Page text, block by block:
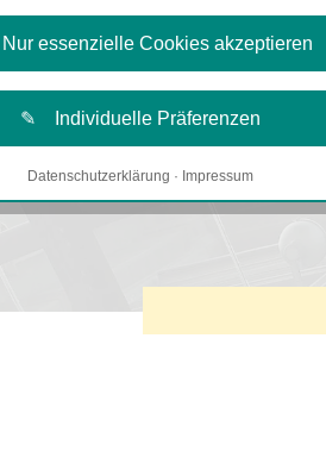
essenzielle Cookies akzeptieren
✎ Individuelle Präferenzen
Cookies
Datenschutzerklärung · Impressum